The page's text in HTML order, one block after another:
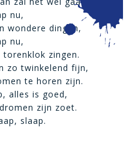
nu,
wondere dingen,
nu,
zingen.
zo twinkelend fijn,
te horen zijn.
alles is goed,
zijn zoet.
slaap.